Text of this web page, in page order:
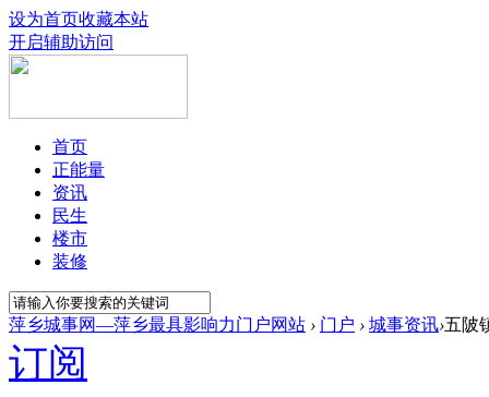
设为首页收藏本站
开启辅助访问
首页
正能量
资讯
民生
楼市
装修
萍乡城事网—萍乡最具影响力门户网站 › 门户 › 城事资讯›五陂
订阅